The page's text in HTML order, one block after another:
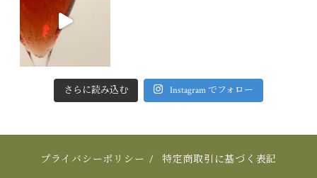
さらに読み込む Instagram でフォロー
プライバシーポリシー / 特定商取引に基づく表記